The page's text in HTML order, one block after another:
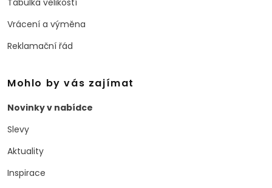
Tabulka velikostí
Vrácení a výměna
Reklamační řád
Mohlo by vás zajímat
Novinky v nabídce
Slevy
Aktuality
Inspirace